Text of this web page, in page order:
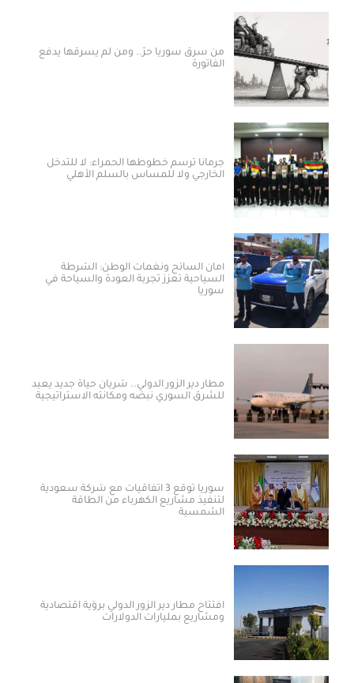
من سرق سوريا حرّ.. ومن لم يسرقها يدفع
الفاتورة
جرمانا ترسم خطوطها الحمراء: لا للتدخل
الخارجي ولا للمساس بالسلم الأهلي
أمان السائح ونغمات الوطن: الشرطة
السياحية تعزز تجربة العودة والسياحة في
سوريا
مطار دير الزور الدولي.. شريان حياة جديد يعيد
للشرق السوري نبضه ومكانته الاستراتيجية
سوريا توقع 3 اتفاقيات مع شركة سعودية
لتنفيذ مشاريع الكهرباء من الطاقة
الشمسية
افتتاح مطار دير الزور الدولي برؤية اقتصادية
ومشاريع بمليارات الدولارات ​